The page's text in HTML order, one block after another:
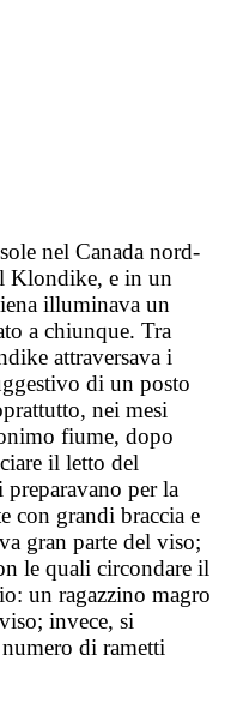
nel Canada nord-
Klondike, e in un
illuminava un
a chiunque. Tra
attraversava i
di un posto
nei mesi
fiume, dopo
il letto del
per la
con grandi braccia e
gran parte del viso;
le quali circondare il
un ragazzino magro
invece, si
di rametti